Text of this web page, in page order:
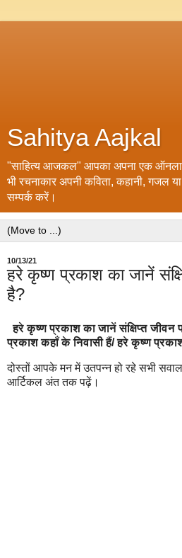
Sahitya Aajkal
"साहित्य आजकल" आपका अपना एक
भी रचनाकार अपनी कविता, कहानी,
सम्पर्क करें।
10/13/21
हरे कृष्ण प्रकाश का जानें
है?
हरे कृष्ण प्रकाश का जानें संक्षिप्त
प्रकाश कहाँ के निवासी हैं/ हरे कृष्ण
दोस्तों आपके मन में उतपन्न हो रहे सभी
आर्टिकल अंत तक पढ़ें।